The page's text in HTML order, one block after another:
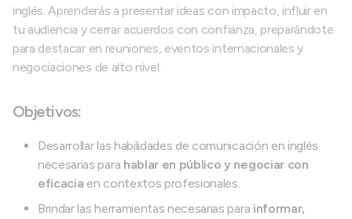
inglés. Aprenderás a presentar ideas con impacto, influir en
tu audiencia y cerrar acuerdos con confianza, preparándote
para destacar en reuniones, eventos internacionales y
negociaciones de alto nivel.
Objetivos:
Desarrollar las habilidades de comunicación en inglés
necesarias para hablar en público y negociar con
eficacia en contextos profesionales.
Brindar las herramientas necesarias para informar,